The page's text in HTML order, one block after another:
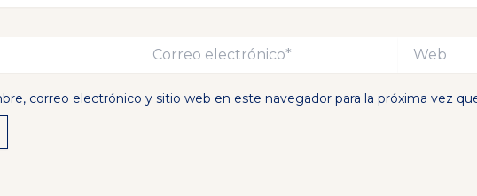
Correo
electrónico*
Web
correo electrónico y sitio web en este navegador para la próxima vez